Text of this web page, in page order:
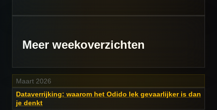
Meer weekoverzichten
Maart 2026
Dataverrijking: waarom het Odido lek gevaarlijker is dan
je denkt